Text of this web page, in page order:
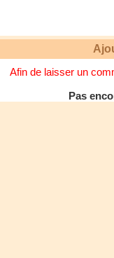
Afin de laisser un
Pas